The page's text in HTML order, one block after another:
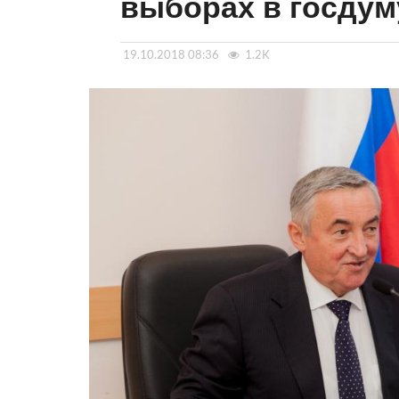
выборах в
19.10.2018 08:36 1.2K